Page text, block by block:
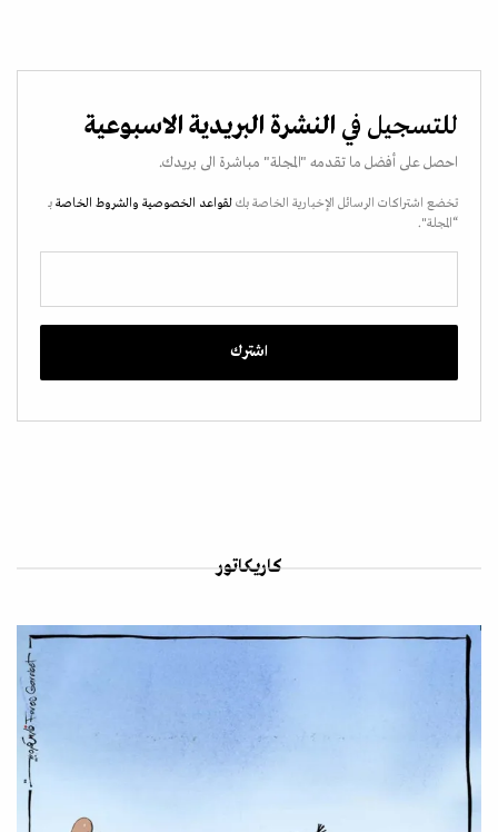
للتسجيل في النشرة البريدية الاسبوعية
احصل على أفضل ما تقدمه "المجلة" مباشرة الى بريدك.
تخضع اشتراكات الرسائل الإخبارية الخاصة بك لقواعد الخصوصية والشروط الخاصة بـ
“المجلة".
كاريكاتور